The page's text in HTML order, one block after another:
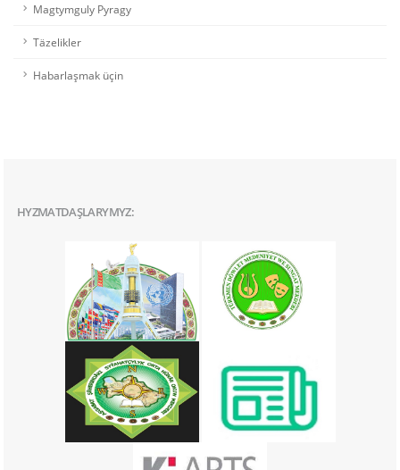
Magtymguly Pyragy
Täzelikler
Habarlaşmak üçin
HYZMATDAŞLARYMYZ: